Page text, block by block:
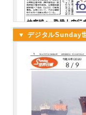
▼ デジタルSunday